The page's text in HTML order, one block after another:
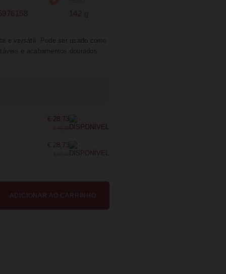
142 g
e versátil. Pode ser usado como
e acabamentos dourados.
€ 28,73
€ 28,73
ADICIONAR AO CARRINHO